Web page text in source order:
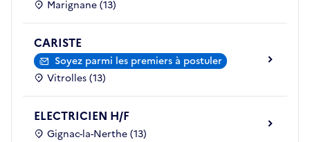
Marignane (13)
CARISTE
Soyez parmi les premiers à postuler
Vitrolles (13)
ELECTRICIEN H/F
Gignac-la-Nerthe (13)